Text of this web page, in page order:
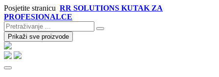
Posjetite stranicu RR SOLUTIONS KUTAK ZA
PROFESIONALCE
Prikaži sve proizvode